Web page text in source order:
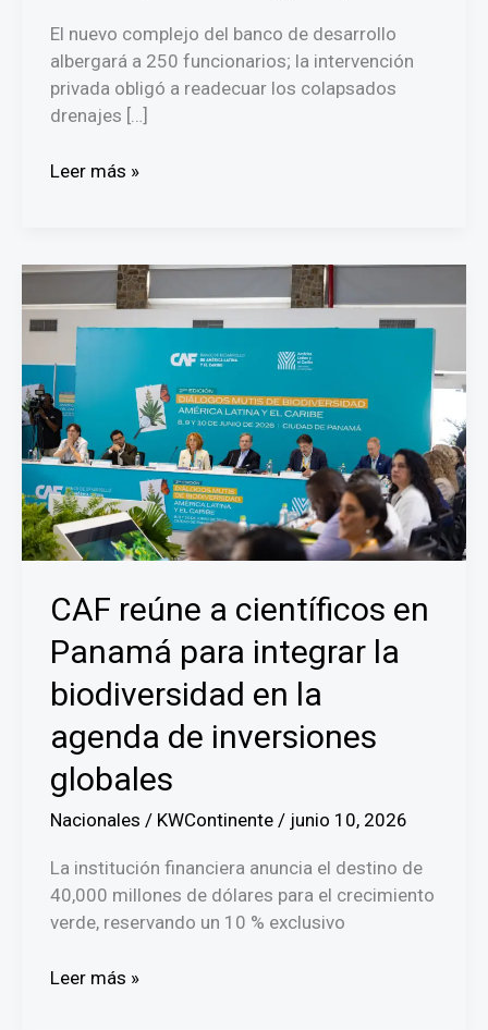
El nuevo complejo del banco de desarrollo
albergará a 250 funcionarios; la intervención
privada obligó a readecuar los colapsados
drenajes […]
Avanza
construcción
del
Hub
Regional
de
CAF:
obra
registra
75%
de
avance
mejoras
y
exigencias
Leer más »
CAF reúne a científicos en
Panamá para integrar la
biodiversidad en la
agenda de inversiones
globales
Nacionales / KWContinente / junio 10, 2026
La institución financiera anuncia el destino de
40,000 millones de dólares para el crecimiento
verde, reservando un 10 % exclusivo
CAF
Leer más »